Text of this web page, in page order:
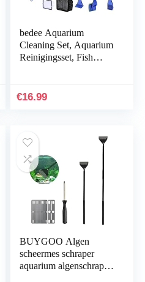
bedee Aquarium
Cleaning Set, Aquarium
Reinigingsset, Fish
Reiniger, met…
€16.99
BUYGOO Algen
scheermes schraper
aquarium algenschraper